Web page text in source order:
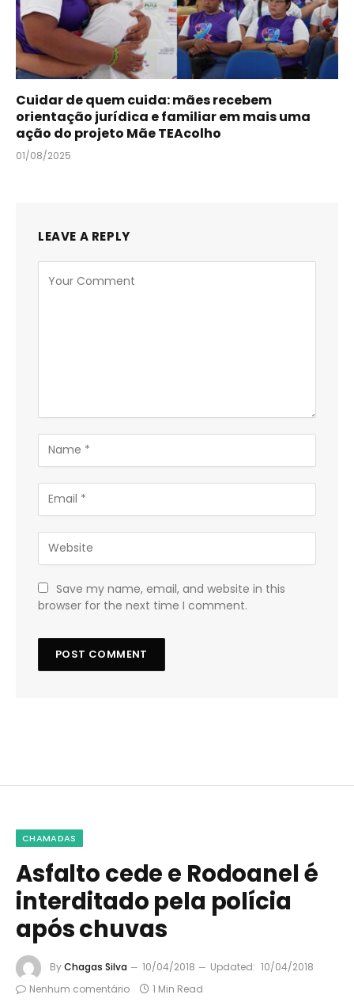
Cuidar de quem cuida: mães recebem
orientação jurídica e familiar em mais uma
ação do projeto Mãe TEAcolho
01/08/2025
LEAVE A REPLY
Save my name, email, and website in this
browser for the next time I comment.
CHAMADAS
Asfalto cede e Rodoanel é
interditado pela polícia
após chuvas
ByChagas Silva 10/04/2018 Updated: 10/04/2018
Nenhum comentário
1 Min Read